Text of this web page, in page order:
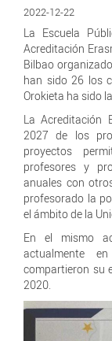
2022-12-22
La Escuela
Acreditación
Bilbao
han sido 26 los
Orokieta ha sido
La Acreditación
2027 de los
proyectos
profesores y
anuales con
profesorado la
el ámbito de la
En el mismo
actualmente
compartieron su
2020.